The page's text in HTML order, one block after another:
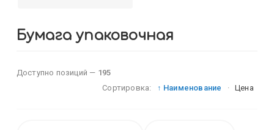
Бумага упаковочная
Доступно позиций — 195
Сортировка:
↑ Наименование · Цена